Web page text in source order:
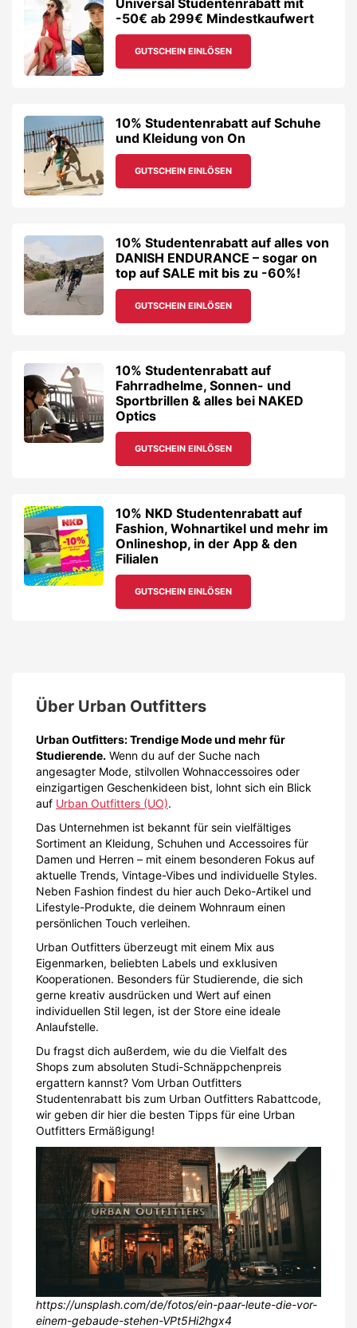
Universal Studentenrabatt mit
-50€ ab 299€ Mindestkaufwert
GUTSCHEIN EINLÖSEN
10% Studentenrabatt auf Schuhe
und Kleidung von On
GUTSCHEIN EINLÖSEN
10% Studentenrabatt auf alles von
DANISH ENDURANCE – sogar on
top auf SALE mit bis zu -60%!
GUTSCHEIN EINLÖSEN
10% Studentenrabatt auf
Fahrradhelme, Sonnen- und
Sportbrillen & alles bei NAKED
Optics
GUTSCHEIN EINLÖSEN
10% NKD Studentenrabatt auf
Fashion, Wohnartikel und mehr im
Onlineshop, in der App & den
Filialen
GUTSCHEIN EINLÖSEN
Über Urban Outfitters
Urban Outfitters: Trendige Mode und mehr für
Studierende. Wenn du auf der Suche nach
angesagter Mode, stilvollen Wohnaccessoires oder
einzigartigen Geschenkideen bist, lohnt sich ein Blick
auf Urban Outfitters (UO).
Das Unternehmen ist bekannt für sein vielfältiges
Sortiment an Kleidung, Schuhen und Accessoires für
Damen und Herren – mit einem besonderen Fokus auf
aktuelle Trends, Vintage-Vibes und individuelle Styles.
Neben Fashion findest du hier auch Deko-Artikel und
Lifestyle-Produkte, die deinem Wohnraum einen
persönlichen Touch verleihen.
Urban Outfitters überzeugt mit einem Mix aus
Eigenmarken, beliebten Labels und exklusiven
Kooperationen. Besonders für Studierende, die sich
gerne kreativ ausdrücken und Wert auf einen
individuellen Stil legen, ist der Store eine ideale
Anlaufstelle.
Du fragst dich außerdem, wie du die Vielfalt des
Shops zum absoluten Studi-Schnäppchenpreis
ergattern kannst? Vom Urban Outfitters
Studentenrabatt bis zum Urban Outfitters Rabattcode,
wir geben dir hier die besten Tipps für eine Urban
Outfitters Ermäßigung!
https://unsplash.com/de/fotos/ein-paar-leute-die-vor-
einem-gebaude-stehen-VPt5Hi2hgx4